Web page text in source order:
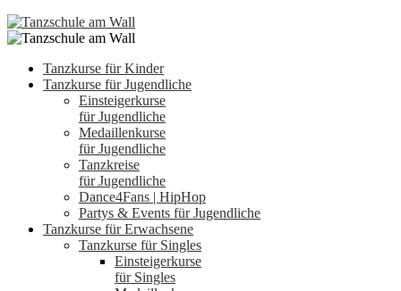
Tanzkurse für Kinder
Tanzkurse für Jugendliche
Einsteigerkurse
für Jugendliche
Medaillenkurse
für Jugendliche
Tanzkreise
für Jugendliche
Dance4Fans | HipHop
Partys & Events für Jugendliche
Tanzkurse für Erwachsene
Tanzkurse für Singles
Einsteigerkurse
für Singles